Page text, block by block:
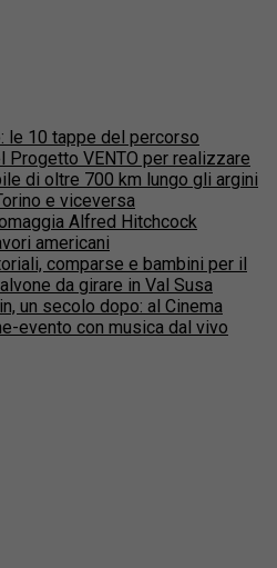
le 10 tappe del percorso
Progetto VENTO per realizzare
di oltre 700 km lungo gli argini
e viceversa
Alfred Hitchcock
americani
comparse e bambini per il
da girare in Val Susa
un secolo dopo: al Cinema
evento con musica dal vivo